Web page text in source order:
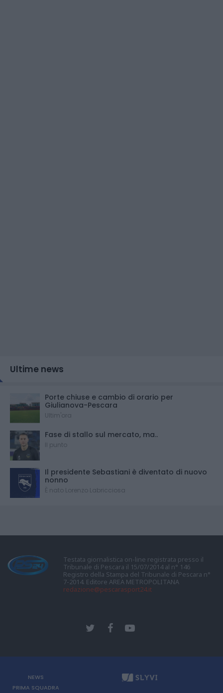
Ultime news
Porte chiuse e cambio di orario per
Giulianova-Pescara
Ultim'ora
Fase di stallo sul mercato, ma..
Il punto
Il presidente Sebastiani è diventato di nuovo
nonno
È nato Lorenzo Labricciosa
Testata giornalistica on-line registrata presso il
Tribunale di Pescara il 15/07/2014 al n° 146
Registro della Stampa del Tribunale di Pescara n°
7-2014. Editore AREA METROPOLITANA
redazione@pescarasport24.it
NEWS
PRIMA SQUADRA